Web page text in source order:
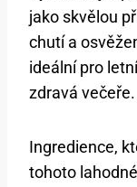
jako skvělou‍
chutí a
ideální pro
⁣zdravá večeře.
Ingredience,
tohoto